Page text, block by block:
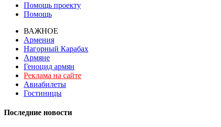
Помощь проекту
Помощь
ВАЖНОЕ
Армения
Нагорный Карабах
Армяне
Геноцид армян
Реклама на сайте
Авиабилеты
Гостиницы
Последние новости